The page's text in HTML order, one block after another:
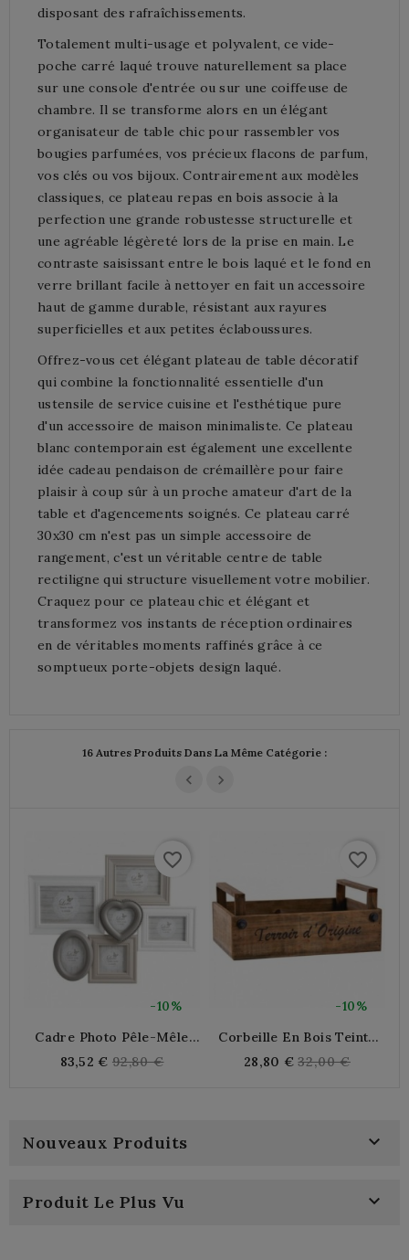
disposant des rafraîchissements.
Totalement multi-usage et polyvalent, ce vide-
poche carré laqué trouve naturellement sa place
sur une console d'entrée ou sur une coiffeuse de
chambre. Il se transforme alors en un élégant
organisateur de table chic pour rassembler vos
bougies parfumées, vos précieux flacons de parfum,
vos clés ou vos bijoux. Contrairement aux modèles
classiques, ce plateau repas en bois associe à la
perfection une grande robustesse structurelle et
une agréable légèreté lors de la prise en main. Le
contraste saisissant entre le bois laqué et le fond en
verre brillant facile à nettoyer en fait un accessoire
haut de gamme durable, résistant aux rayures
superficielles et aux petites éclaboussures.
Offrez-vous cet élégant plateau de table décoratif
qui combine la fonctionnalité essentielle d'un
ustensile de service cuisine et l'esthétique pure
d'un accessoire de maison minimaliste. Ce plateau
blanc contemporain est également une excellente
idée cadeau pendaison de crémaillère pour faire
plaisir à coup sûr à un proche amateur d'art de la
table et d'agencements soignés. Ce plateau carré
30x30 cm n'est pas un simple accessoire de
rangement, c'est un véritable centre de table
rectiligne qui structure visuellement votre mobilier.
Craquez pour ce plateau chic et élégant et
transformez vos instants de réception ordinaires
en de véritables moments raffinés grâce à ce
somptueux porte-objets design laqué.
16 Autres Produits Dans La Même Catégorie :
-10%
favorite_border
Cadre Photo Pêle-Mêle
Laqué Et Verre
83,52 € Regular
92,80 €
-10%
favorite_border
Corbeille En Bois Teinté
28,80 € Regular
32,00 €
Nouveaux Produits 
Produit Le Plus Vu 